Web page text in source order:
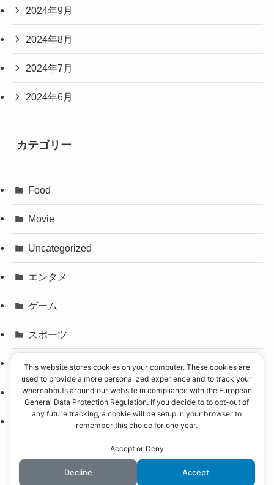
2024年9月
2024年8月
2024年7月
2024年6月
カテゴリー
Food
Movie
Uncategorized
エンタメ
ゲーム
スポーツ
パリオリンピック
事件
政治
This website stores cookies on your computer. These cookies are
used to provide a more personalized experience and to track your
whereabouts around our website in compliance with the European
General Data Protection Regulation. If you decide to to opt-out of
any future tracking, a cookie will be setup in your browser to
remember this choice for one year.
Accept or Deny
Decline Accept